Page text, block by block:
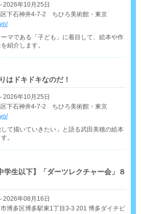
2026年10月25日
下石神井4-7-2 ちひろ美術館・東京
マである「子ども」に着目して、絵本や作
紹介します。
はドキドキなのだ！
2026年10月25日
下石神井4-7-2 ちひろ美術館・東京
して描いていきたい」と語る武田美穂の絵本
。
学生以下】「ダーツレクチャー会」８
2026年08月16日
博多区博多駅東1丁目3-3 201 博多ダイチビ